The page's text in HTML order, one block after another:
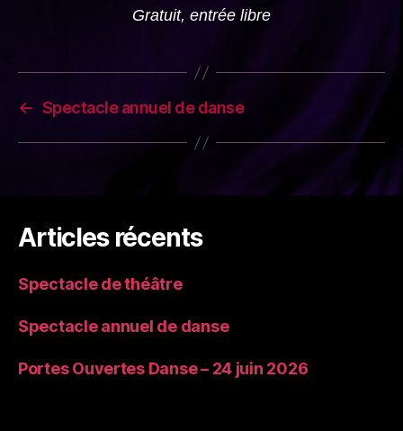
Gratuit, entrée libre
← Spectacle annuel de danse
Articles récents
Spectacle de théâtre
Spectacle annuel de danse
Portes Ouvertes Danse – 24 juin 2026